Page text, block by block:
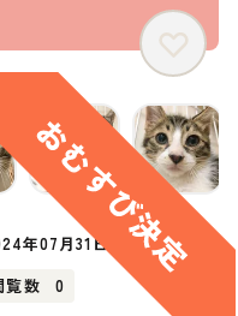
年07月31日
覧数 0